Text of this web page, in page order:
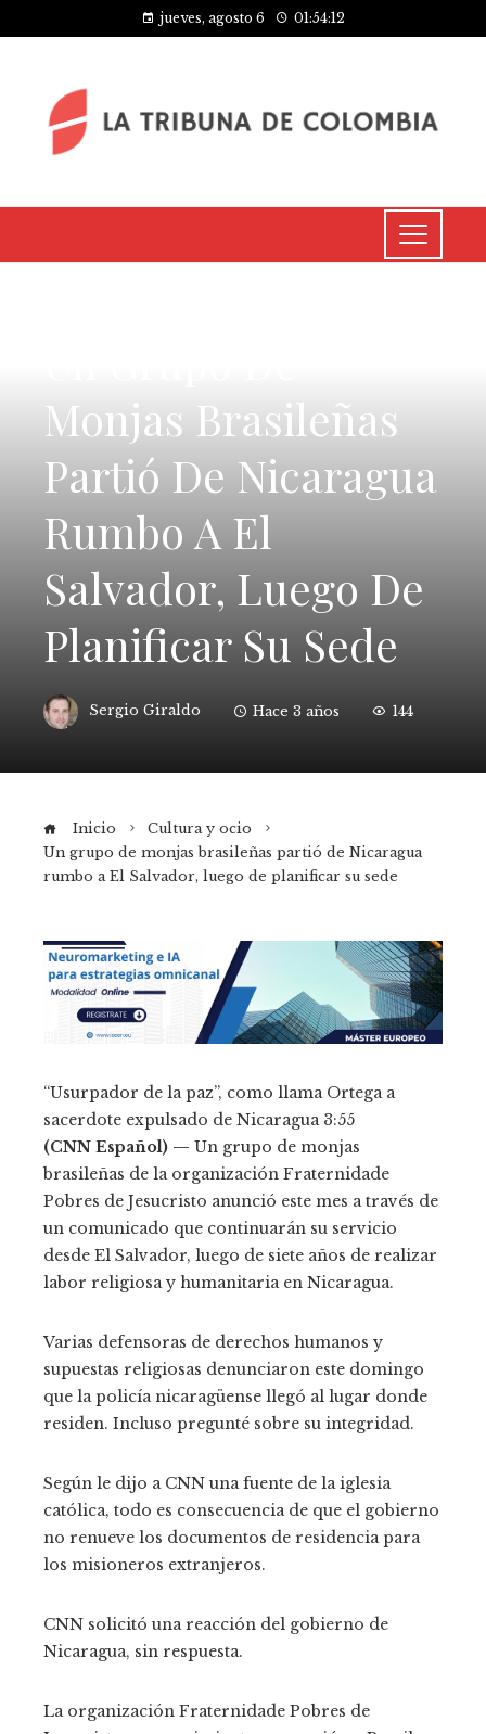
jueves, agosto 6 01:54:12
Monjas Brasileñas
Partió De Nicaragua
Rumbo A El
Salvador, Luego De
Planificar Su Sede
Sergio Giraldo Hace 3 años 144
Inicio
Cultura y ocio
Un grupo de monjas brasileñas partió de Nicaragua
rumbo a El Salvador, luego de planificar su sede
“Usurpador de la paz”, como llama Ortega a
sacerdote expulsado de Nicaragua 3:55
(CNN Español) — Un grupo de monjas
brasileñas de la organización Fraternidade
Pobres de Jesucristo anunció este mes a través de
un comunicado que continuarán su servicio
desde El Salvador, luego de siete años de realizar
labor religiosa y humanitaria en Nicaragua.
Varias defensoras de derechos humanos y
supuestas religiosas denunciaron este domingo
que la policía nicaragüense llegó al lugar donde
residen. Incluso pregunté sobre su integridad.
Según le dijo a CNN una fuente de la iglesia
católica, todo es consecuencia de que el gobierno
no renueve los documentos de residencia para
los misioneros extranjeros.
CNN solicitó una reacción del gobierno de
Nicaragua, sin respuesta.
La organización Fraternidade Pobres de